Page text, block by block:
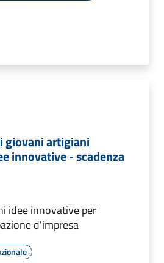
giovani artigiani
innovative - scadenza
idee innovative per
d'impresa